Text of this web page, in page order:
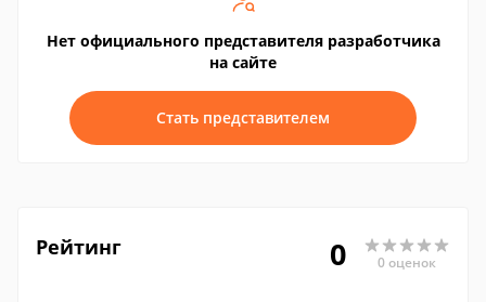
Нет официального представителя разработчика
на сайте
Стать представителем
Рейтинг 0 0 оценок